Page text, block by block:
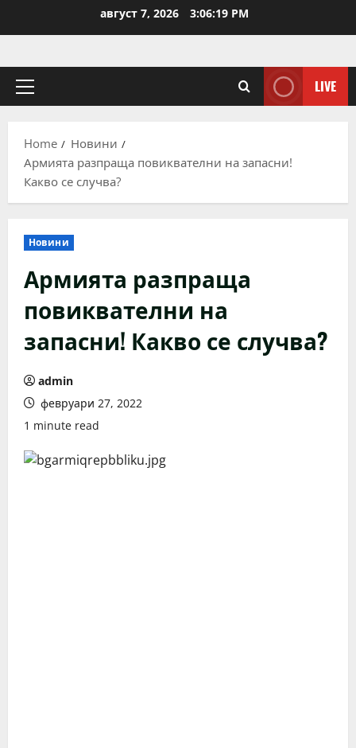
август 7, 2026 3:06:19 PM
Primary
LIVE
Home
Новини
Армията разпраща повиквателни на запасни!
Какво се случва?
Новини
Армията разпраща
повиквателни на
запасни! Какво се случва?
admin
февруари 27, 2022
1 minute read